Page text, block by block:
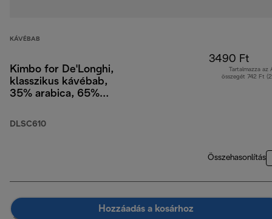
KÁVÉBAB
Kimbo for De'Longhi,
klasszikus kávébab,
35% arabica, 65%
DLSC610
3490 Ft
Tartalmazza az
összegét 742 Ft
Összehasonlítás
Hozzáadás a kosárhoz